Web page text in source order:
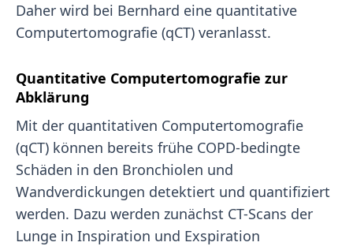
Daher wird bei Bernhard eine quantitative
Computertomografie (qCT) veranlasst.
Quantitative Computertomografie zur
Abklärung
Mit der quantitativen Computertomografie
(qCT) können bereits frühe COPD-bedingte
Schäden in den Bronchiolen und
Wandverdickungen detektiert und quantifiziert
werden. Dazu werden zunächst CT-Scans der
Lunge in Inspiration und Exspiration